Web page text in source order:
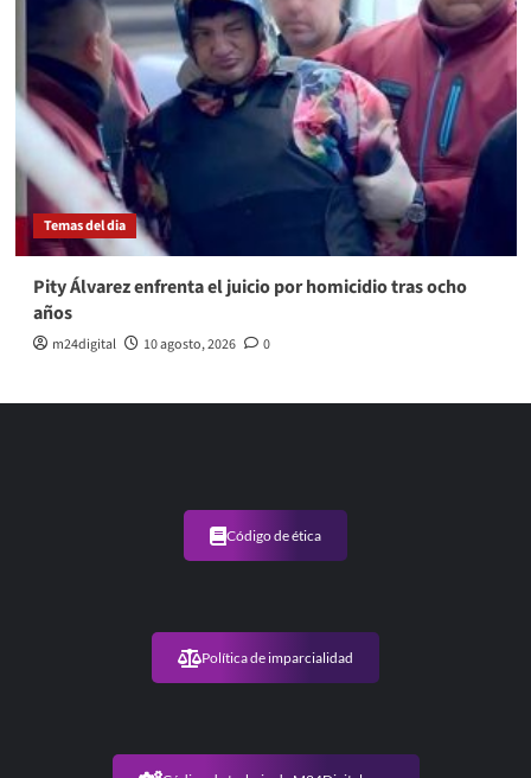
Temas del dia
Pity Álvarez enfrenta el juicio por homicidio tras ocho
años
m24digital 10 agosto, 2026 0
Código de ética
Política de imparcialidad